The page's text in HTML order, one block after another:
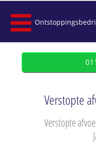
Verstopte
Verstopte